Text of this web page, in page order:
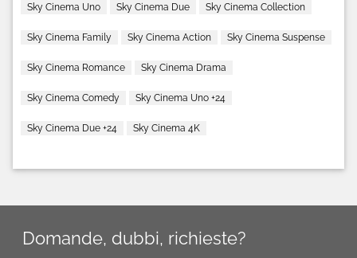
Sky Cinema Uno Sky Cinema Due Sky Cinema Collection
Sky Cinema Family Sky Cinema Action Sky Cinema Suspense
Sky Cinema Romance Sky Cinema Drama
Sky Cinema Comedy Sky Cinema Uno +24
Sky Cinema Due +24 Sky Cinema 4K
Domande, dubbi, richieste?